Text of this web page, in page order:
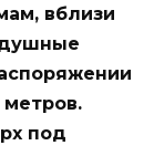
вблизи
под